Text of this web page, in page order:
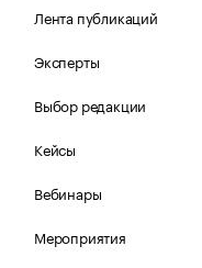
Лента публикаций
Эксперты
Выбор редакции
Кейсы
Вебинары
Мероприятия